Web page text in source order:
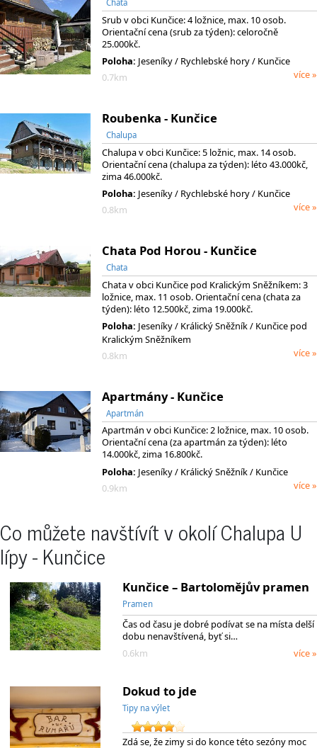
Chata
Srub v obci Kunčice: 4 ložnice, max. 10 osob.
Orientační cena (srub za týden): celoročně
25.000kč.
Poloha: Jeseníky/ Rychlebské hory/ Kunčice
0.7km
více »
Roubenka - Kunčice
Chalupa
Chalupa v obci Kunčice: 5 ložnic, max. 14 osob.
Orientační cena (chalupa za týden): léto 43.000kč,
zima 46.000kč.
Poloha: Jeseníky/ Rychlebské hory/ Kunčice
0.8km
více »
Chata Pod Horou - Kunčice
Chata
Chata v obci Kunčice pod Kralickým Sněžníkem: 3
ložnice, max. 11 osob. Orientační cena (chata za
týden): léto 12.500kč, zima 19.000kč.
Poloha: Jeseníky/ Králický Sněžník/ Kunčice pod
Kralickým Sněžníkem
0.8km
více »
Apartmány - Kunčice
Apartmán
Apartmán v obci Kunčice: 2 ložnice, max. 10 osob.
Orientační cena (za apartmán za týden): léto
14.000kč, zima 16.800kč.
Poloha: Jeseníky/ Králický Sněžník/ Kunčice
0.9km
více »
Co můžete navštívít v okolí Chalupa U
lípy - Kunčice
Kunčice – Bartolomějův pramen
Pramen
Čas od času je dobré podívat se na místa delší
dobu nenavštívená, byť si…
0.6km
více »
Dokud to jde
Tipy na výlet
Zdá se, že zimy si do konce této sezóny moc